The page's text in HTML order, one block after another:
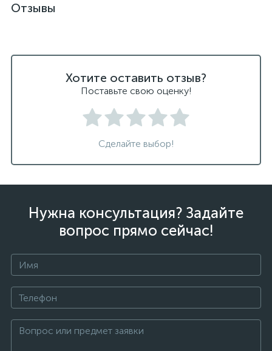
Отзывы
Хотите оставить отзыв?
Поставьте свою оценку!
Сделайте выбор!
Нужна консультация? Задайте
вопрос прямо сейчас!